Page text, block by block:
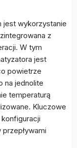
jest wykorzystanie
z
W tym
jest
powietrze
na jednolite
temperaturą
Kluczowe